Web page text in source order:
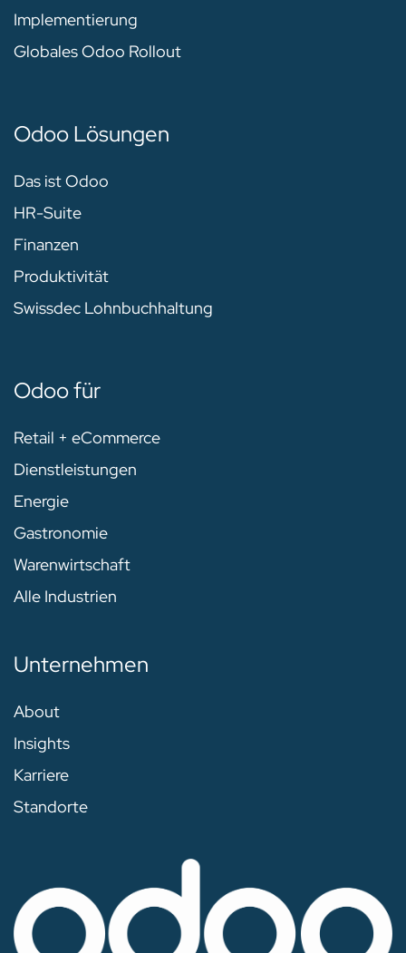
Implementierung
Globales Odoo Rollout
Odoo Lösungen
Das ist Odoo
HR-Suite
Finanzen
Produktivität
Swissdec Lohnbuchhaltung
Odoo für
Retail + eCommerce
Dienstleistungen
Energie
Gastronomie
Warenwirtschaft
Alle Industrien
Unternehmen
About
Insights
Karriere
Standorte